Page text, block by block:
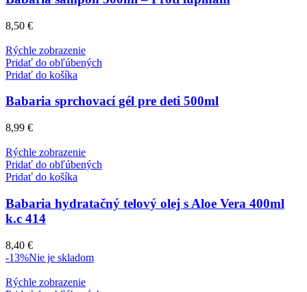
8,50 €
Rýchle zobrazenie
Pridať do obľúbených
Pridať do košíka
Babaria sprchovací gél pre deti 500ml
8,99 €
Rýchle zobrazenie
Pridať do obľúbených
Pridať do košíka
Babaria hydratačný telový olej s Aloe Vera 400ml
k.c 414
8,40 €
-13%Nie je skladom
Rýchle zobrazenie